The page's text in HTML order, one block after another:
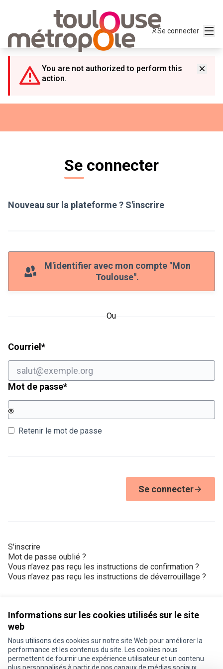
Informations sur les cookies utilisés sur le site
web
Nous utilisons des cookies sur notre site Web pour améliorer la
performance et les contenus du site. Les cookies nous
permettent de fournir une expérience utilisateur et un contenu
Se connecter
You are not authorized to perform this
action.
Se connecter
Nouveau sur la plateforme ? S'inscrire
M'identifier avec mon compte "Mon
Toulouse".
Ou
Courriel *Champ obligatoire
Mot de passe*Champ obligatoire
Retenir le mot de passe
Se connecter
S'inscrire
Mot de passe oublié ?
Vous n’avez pas reçu les instructions de confirmation ?
Vous n’avez pas reçu les instructions de déverrouillage ?
Conditions d'utilisation
Paramètres des cookies
Je participe ! sur X
Je participe ! sur Facebook
Je participe ! sur Instagram